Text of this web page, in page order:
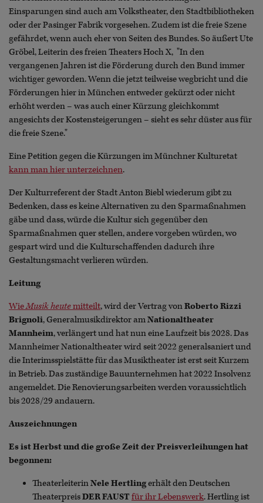
Einsparungen sind auch am Volkstheater, den Stadtbibliotheken
oder der Pasinger Fabrik vorgesehen. Zudem ist die freie Szene
gefährdet, wenn auch eher von Seiten des Bundes. So äußert Ute
Gröbel, Leiterin des freien Theaters Hoch X, "In den
vergangenen Jahren ist die Förderung durch den Bund immer
wichtiger geworden. Wenn die jetzt teilweise wegbricht und die
Förderungen hier in München entweder gekürzt oder nicht
erhöht werden – was auch einer Kürzung gleichkommt
angesichts der Kostensteigerungen – sieht es sehr düster aus für
die freie Szene."
Eine Petition gegen die Kürzungen im Münchner Kulturetat
kann man hier unterzeichnen.
Der Kulturreferent der Stadt Anton Biebl wiederum gibt zu
Bedenken, dass es keine Alternativen zu den Sparmaßnahmen
gäbe und dass, würde die Kultur sich gegenüber den
Sparmaßnahmen quer stellen, andere vorgeben würden, wo
gespart wird und die Kulturschaffenden dadurch ihre
Gestaltungsmacht verlieren würden.
Leitung
WieMusik heutemitteilt, wird der Vertrag vonRoberto Rizzi
Brignoli, Generalmusikdirektor amNationaltheater
Mannheim, verlängert und hat nun eine Laufzeit bis 2028. Das
Mannheimer Nationaltheater wird seit 2022 generalsaniert und
die Interimsspielstätte für das Musiktheater ist erst seit Kurzem
in Betrieb. Das zuständige Bauunternehmen hat 2022 Insolvenz
angemeldet. Die Renovierungsarbeiten werden voraussichtlich
bis 2028/29 andauern.
Auszeichnungen
Es ist Herbst und die große Zeit der Preisverleihungen hat
begonnen:
TheaterleiterinNele Hertlingerhält den Deutschen
TheaterpreisDER FAUSTfür ihr Lebenswerk. Hertling ist